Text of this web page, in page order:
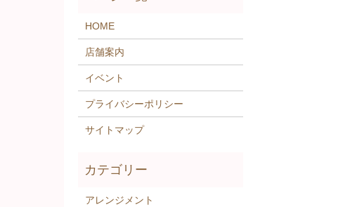
HOME
店舗案内
イベント
プライバシーポリシー
サイトマップ
アレンジメント